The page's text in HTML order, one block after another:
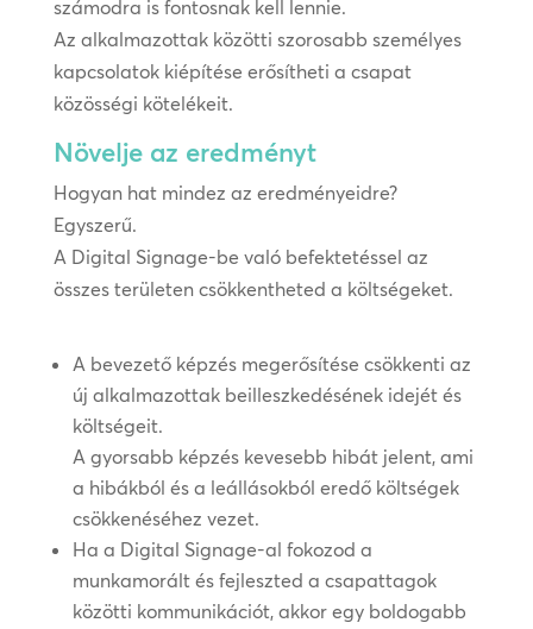
számodra is fontosnak kell lennie.
Az alkalmazottak közötti szorosabb személyes
kapcsolatok kiépítése erősítheti a csapat
közösségi kötelékeit.
Növelje az eredményt
Hogyan hat mindez az eredményeidre?
Egyszerű.
A Digital Signage-be való befektetéssel az
összes területen csökkentheted a költségeket.
A bevezető képzés megerősítése csökkenti az
új alkalmazottak beilleszkedésének idejét és
költségeit.
A gyorsabb képzés kevesebb hibát jelent, ami
a hibákból és a leállásokból eredő költségek
csökkenéséhez vezet.
Ha a Digital Signage-al fokozod a
munkamorált és fejleszted a csapattagok
közötti kommunikációt, akkor egy boldogabb